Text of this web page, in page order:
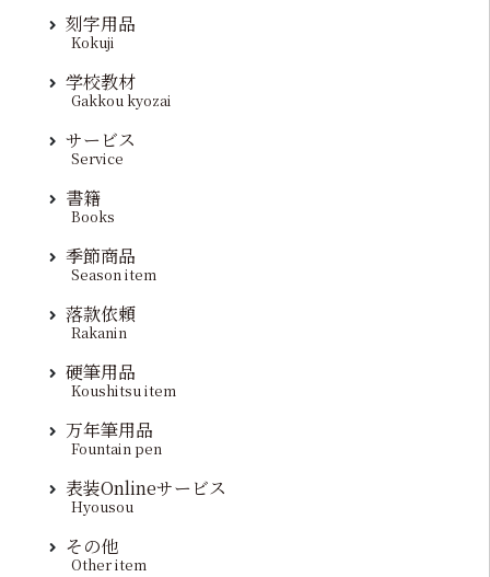
刻字用品
Kokuji
学校教材
Gakkou kyozai
サービス
Service
書籍
Books
季節商品
Season item
落款依頼
Rakanin
硬筆用品
Koushitsu item
万年筆用品
Fountain pen
表装Onlineサービス
Hyousou
その他
Other item